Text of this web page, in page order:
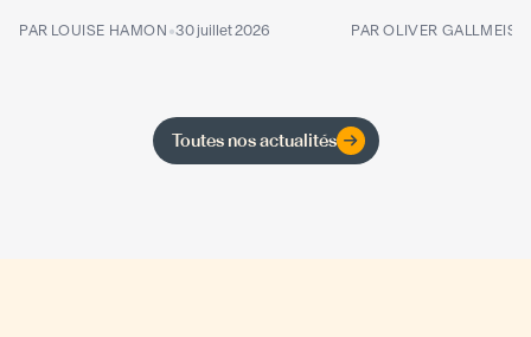
PAR LOUISE HAMON •30 juillet 2026 PAROLIVER
Toutes nos actualités